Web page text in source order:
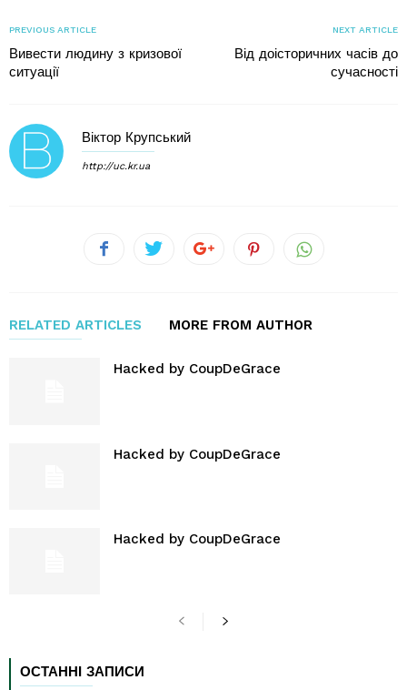
PREVIOUS ARTICLE
Вивести людину з кризової
ситуації
NEXT ARTICLE
Від доісторичних часів до
сучасності
Віктор Крупський
http://uc.kr.ua
RELATED ARTICLES MORE FROM AUTHOR
Hacked by CoupDeGrace
Hacked by CoupDeGrace
Hacked by CoupDeGrace
ОСТАННІ ЗАПИСИ